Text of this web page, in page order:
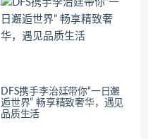
DFS携手李治廷带你“一日邂
逅世界” 畅享精致奢华，遇见
品质生活